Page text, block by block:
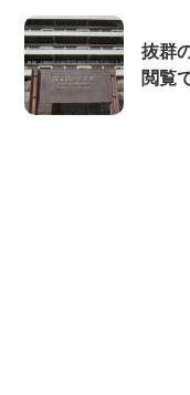
抜群
閲覧